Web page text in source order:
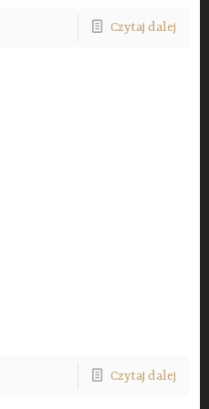
Czytaj dalej
Czytaj dalej